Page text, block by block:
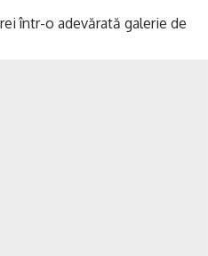
într-o adevărată galerie de